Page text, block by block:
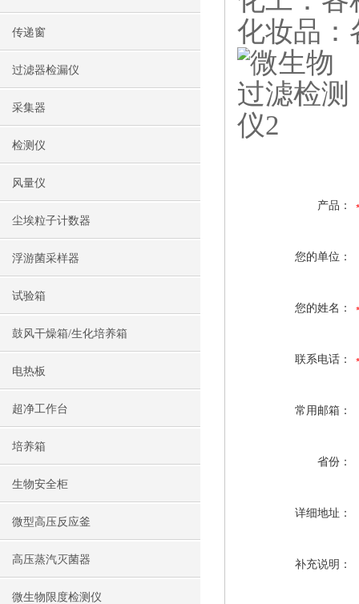
传递窗
过滤器检漏仪
采集器
检测仪
风量仪
尘埃粒子计数器
浮游菌采样器
试验箱
鼓风干燥箱/生化培养箱
电热板
超净工作台
培养箱
生物安全柜
微型高压反应釜
高压蒸汽灭菌器
微生物限度检测仪
化妆品：
产品：
您的单位：
您的姓名：
联系电话：
常用邮箱：
省份：
详细地址：
补充说明：